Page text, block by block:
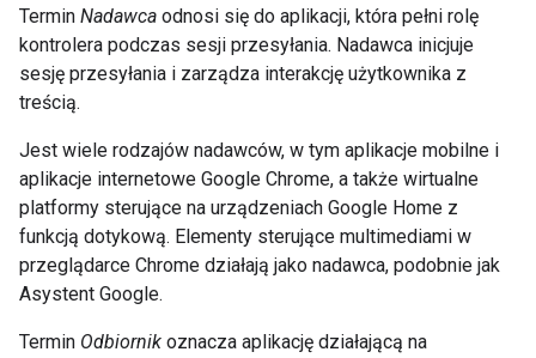
Termin Nadawca odnosi się do aplikacji, która pełni rolę
kontrolera podczas sesji przesyłania. Nadawca inicjuje
sesję przesyłania i zarządza interakcję użytkownika z
treścią.
Jest wiele rodzajów nadawców, w tym aplikacje mobilne i
aplikacje internetowe Google Chrome, a także wirtualne
platformy sterujące na urządzeniach Google Home z
funkcją dotykową. Elementy sterujące multimediami w
przeglądarce Chrome działają jako nadawca, podobnie jak
Asystent Google.
Termin Odbiornik oznacza aplikację działającą na